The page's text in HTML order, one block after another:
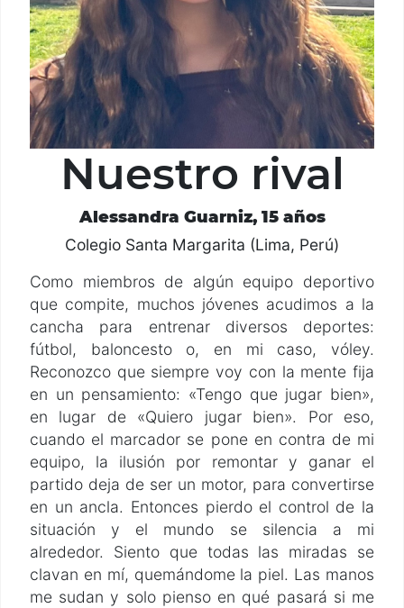
Nuestro rival
Alessandra Guarniz, 15 años
Colegio Santa Margarita (Lima, Perú)
Como miembros de algún equipo deportivo
que compite, muchos jóvenes acudimos a la
cancha para entrenar diversos deportes:
fútbol, baloncesto o, en mi caso, vóley.
Reconozco que siempre voy con la mente fija
en un pensamiento: «Tengo que jugar bien»,
en lugar de «Quiero jugar bien». Por eso,
cuando el marcador se pone en contra de mi
equipo, la ilusión por remontar y ganar el
partido deja de ser un motor, para convertirse
en un ancla. Entonces pierdo el control de la
situación y el mundo se silencia a mi
alrededor. Siento que todas las miradas se
clavan en mí, quemándome la piel. Las manos
me sudan y solo pienso en qué pasará si me